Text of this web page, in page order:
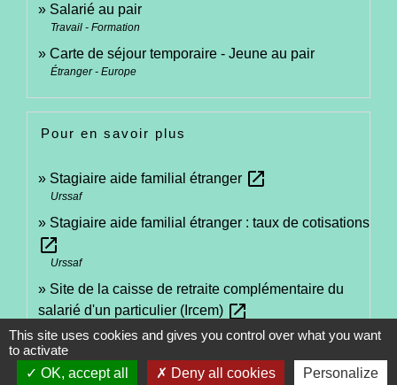
Salarié au pair
Travail - Formation
Carte de séjour temporaire - Jeune au pair
Étranger - Europe
Pour en savoir plus
Stagiaire aide familial étranger open_in_new
Urssaf
Stagiaire aide familial étranger : taux de cotisations
open_in_new
Urssaf
Site de la caisse de retraite complémentaire du
salarié d'un particulier (Ircem) open_in_new
Caisse de retraite complémentaire - Salariés des particuliers
employeurs (Ircem)
Site des Urssaf open_in_new
This site uses cookies and gives you control over what you want
to activate
OK, accept all
Deny all cookies Personalize